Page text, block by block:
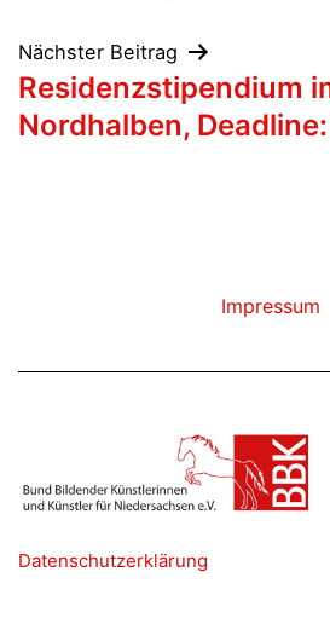
Nächster Beitrag
Residenzstipendium
Nordhalben,
Impressum
Datenschutzerklärung